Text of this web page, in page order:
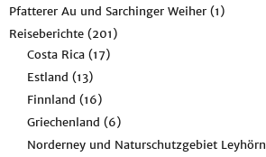
Pfatterer Au und Sarchinger Weiher (1)
Reiseberichte (201)
Costa Rica (17)
Estland (13)
Finnland (16)
Griechenland (6)
Norderney und Naturschutzgebiet Leyhörn